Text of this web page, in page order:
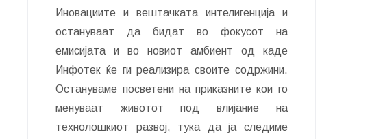
Иновациите и вештачката интелигенција и
остануваат да бидат во фокусот на
емисијата и во новиот амбиент од каде
Инфотек ќе ги реализира своите содржини.
Остануваме посветени на приказните кои го
менуваат животот под влијание на
технолошкиот развој, тука да ја следиме